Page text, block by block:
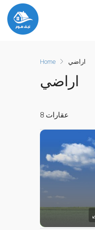
Home اراضي
اراضي
8 عقارات